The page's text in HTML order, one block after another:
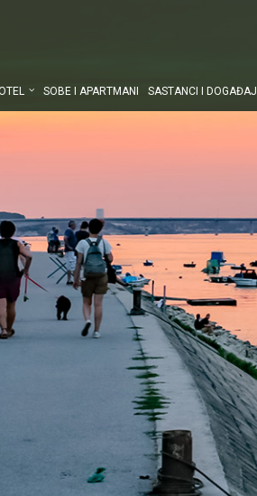
SOBE I APARTMANI SASTANCI I DOGAĐAJI